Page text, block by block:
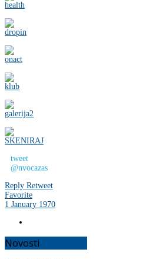
tweet
@nvocazas
Reply Retweet
Favorite
1 January 1970
Novosti